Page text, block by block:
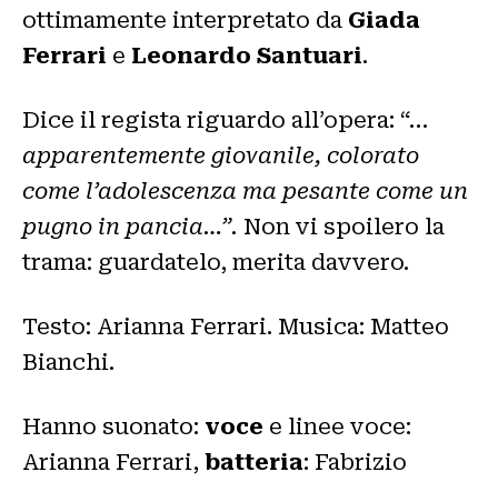
ottimamente interpretato da Giada
Ferrari e Leonardo Santuari.
Dice il regista riguardo all’opera: “…
apparentemente giovanile, colorato
come l’adolescenza ma pesante come un
pugno in pancia…”. Non vi spoilero la
trama: guardatelo, merita davvero.
Testo: Arianna Ferrari. Musica: Matteo
Bianchi.
Hanno suonato: voce e linee voce:
Arianna Ferrari, batteria: Fabrizio